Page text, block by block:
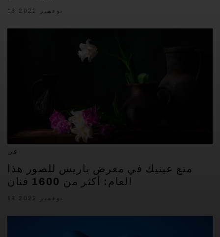
18 نوفمبر 2022
فن
متع عينيك في معرض باريس للصور هذا
العام: أكثر من 1600 فنان
18 نوفمبر 2022